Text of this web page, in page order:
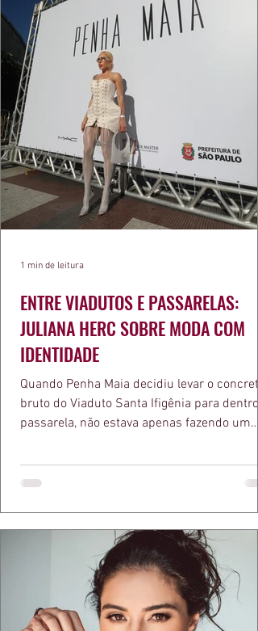
ENTRE VIADUTOS E PASSARELAS:
JULIANA HERC SOBRE MODA COM
IDENTIDADE
Quando Penha Maia decidiu levar o concreto
bruto do Viaduto Santa Ifigênia para dentro
passarela, não estava apenas fazendo um
a apresentadora e influenciadora Juliana
defende há tempos, o de que moda
estruturas geométricas, volumes
aquele concreto aparente típico da
arquitetura paulistana em peças de vestir,
1 min de leitura